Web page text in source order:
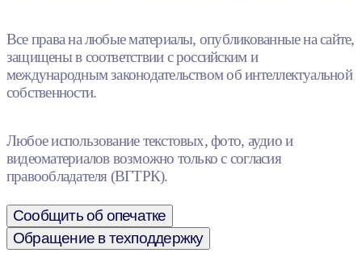
Все права на любые материалы, опубликованные на сайте,
защищены в соответствии с российским и
международным законодательством об интеллектуальной
собственности.
Любое использование текстовых, фото, аудио и
видеоматериалов возможно только с согласия
правообладателя (ВГТРК).
Сообщить об опечатке
Обращение в техподдержку